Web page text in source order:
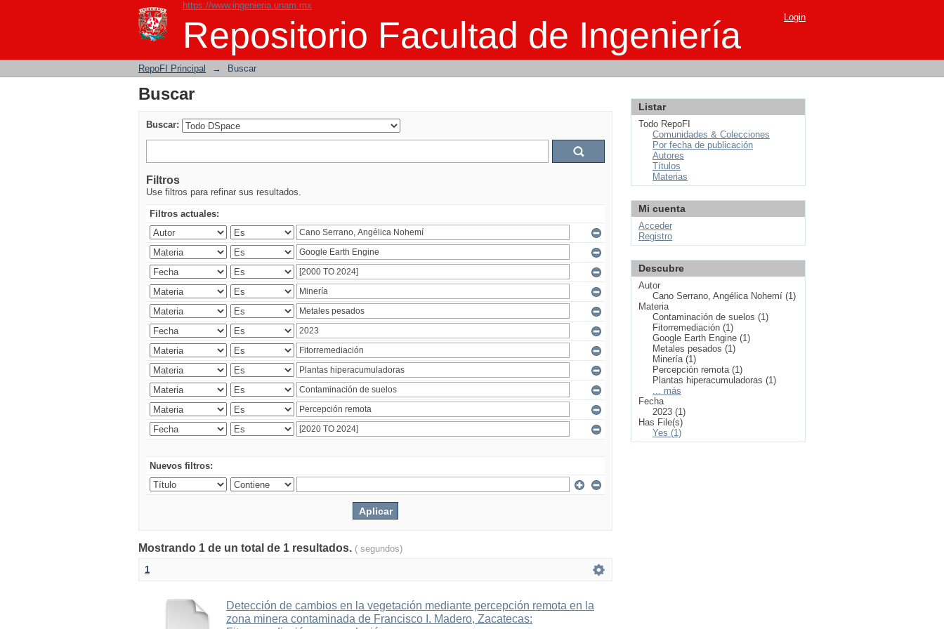
https://www.ingenieria.unam.mx
Repositorio Facultad de Ingeniería
Buscar Login
RepoFI Principal → Buscar
Buscar
Buscar:
Filtros
Use filtros para refinar sus resultados.
Filtros actuales:
Nuevos filtros:
Mostrando 1 de un total de 1 resultados. ( segundos)
1
Detección de cambios en la vegetación mediante percepción remota en la
zona minera contaminada de Francisco I. Madero, Zacatecas:
Listar
Todo RepoFI
Comunidades & Colecciones
Por fecha de publicación
Autores
Títulos
Materias
Mi cuenta
Acceder
Registro
Descubre
Autor
Cano Serrano, Angélica Nohemí (1)
Materia
Contaminación de suelos (1)
Fitorremediación (1)
Google Earth Engine (1)
Metales pesados (1)
Minería (1)
Percepción remota (1)
Plantas hiperacumuladoras (1)
... más
Fecha
2023 (1)
Has File(s)
Yes (1)